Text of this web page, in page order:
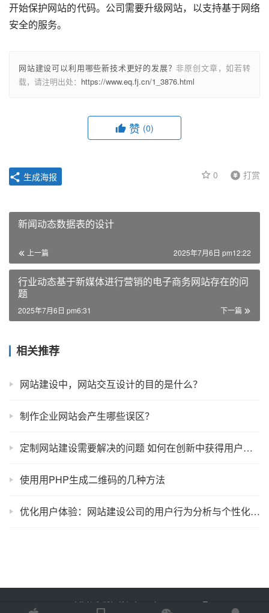
开始保护网站的代码。公司需要升级网站，以支持基于网络
安全的服务。
网站建设可以利用哪些新技术更好的发展？非原创文章，如若转
载，请注明出处： https://www.eq.fj.cn/1_3876.html
赞 (0)
0 打赏
生成海报
新闻动态数据表的设计
上一篇 2025年7月6日 pm12:22
行业动态基于新媒体进行营销的电子商务网站存在的问
题
下一篇
2025年7月6日 pm6:31
相关推荐
网站建设中，网站交互设计的目的是什么？
制作企业网站会产生哪些误区？
定制网站建设需要解决的问题 如何在创新中获得用户认可
使用用PHP生成二维码的几种方法
优化用户体验：网站建设公司的用户行为分析与个性化设计
Copyright © 2025 金海技术 版权所有 鲁ICP备2022012774号-2